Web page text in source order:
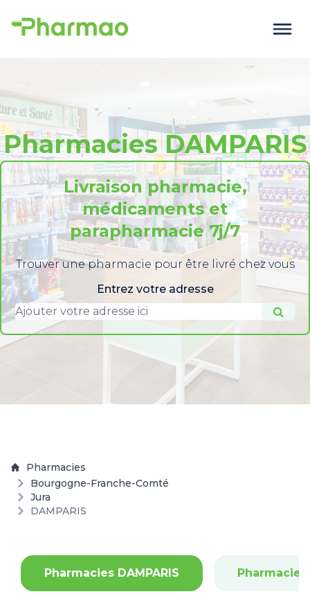
Pharmacies DAMPARIS
Livraison pharmacie,
médicaments et
parapharmacie 7j/7
Trouver une pharmacie pour être livré chez vous
Entrez votre adresse
Pharmacies
Bourgogne-Franche-Comté
Jura
DAMPARIS
Pharmacies DAMPARIS Pharmacies